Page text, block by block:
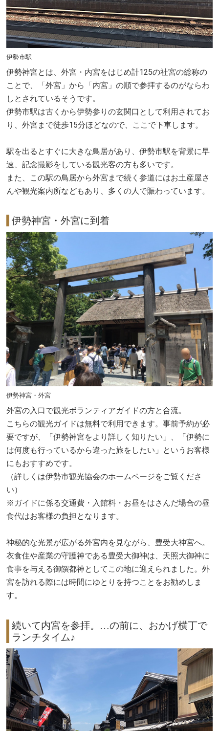
伊勢市駅
伊勢神宮とは、外宮・内宮をはじめ計125の社宮の総称の
ことで、「外宮」から「内宮」の順で参拝するのがならわ
しとされているそうです。
伊勢市駅は古くから伊勢参りの玄関口として利用されてお
り、外宮まで徒歩15分ほどなので、ここで下車します。
駅を出るとすぐに大きな鳥居があり、伊勢市駅を背景に早
速、記念撮影をしている観光客の方も多いです。
また、この駅の鳥居から外宮まで続く参道にはお土産屋さ
んや観光案内所などもあり、多くの人で賑わっています。
伊勢神宮・外宮に到着
伊勢神宮・外宮
外宮の入口で観光ボランティアガイドの方と合流。
こちらの観光ガイドは無料で利用できます。事前予約が必
要ですが、「伊勢神宮をより詳しく知りたい」、「伊勢に
は何度も行っているから違った旅をしたい」というお客様
にもおすすめです。
（詳しくは伊勢市観光協会のホームページをご覧くださ
い）
※ガイドに係る交通費・入館料・お昼をはさんだ場合の昼
食代はお客様の負担となります。
神秘的な光景が広がる外宮内を見ながら、豊受大神宮へ。
衣食住や産業の守護神である豊受大御神は、天照大御神に
食事を与える御饌都神としてこの地に迎えられました。外
宮を訪れる際には時間にゆとりを持つことをお勧めしま
す。
続いて内宮を参拝。…の前に、おかげ横丁で
ランチタイム♪